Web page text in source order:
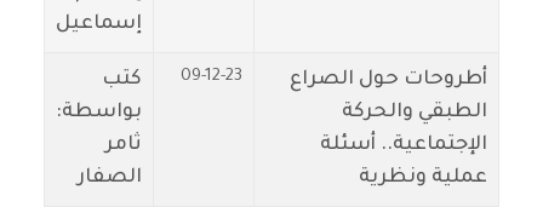
إسماعيل
أطروحات حول الصراع
الطبقي والحركة
الإجتماعية.. أسئلة
عملية ونظرية
09-12-23
كتب
بواسطة:
ثامر
الصفار